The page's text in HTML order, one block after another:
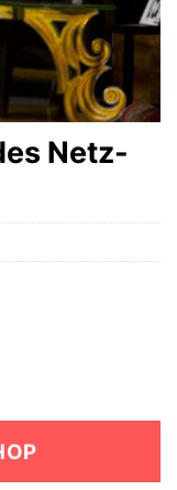
Netz-
€.